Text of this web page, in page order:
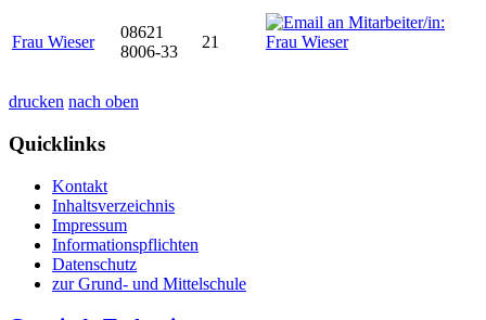
Frau Wieser
08621
8006-33
21
drucken nach oben
Quicklinks
Kontakt
Inhaltsverzeichnis
Impressum
Informationspflichten
Datenschutz
zur Grund- und Mittelschule